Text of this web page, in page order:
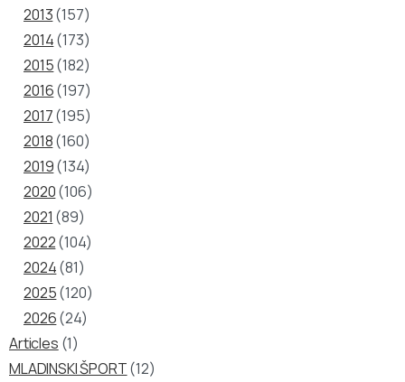
2013(157)
2014(173)
2015(182)
2016(197)
2017(195)
2018(160)
2019(134)
2020(106)
2021 (89)
2022(104)
2024(81)
2025(120)
2026(24)
Articles (1)
MLADINSKI ŠPORT(12)